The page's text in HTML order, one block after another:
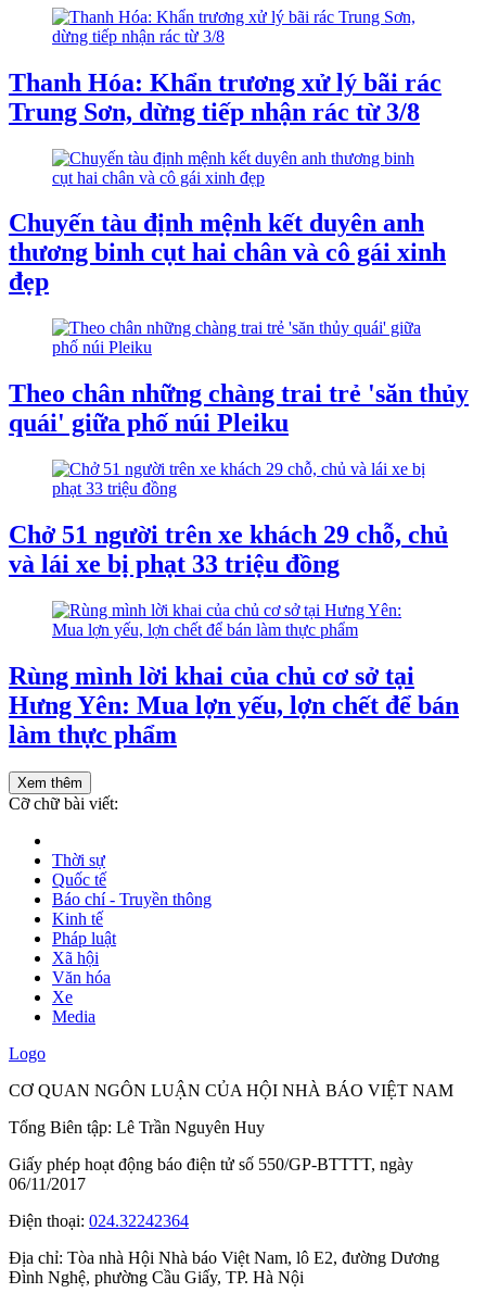
Thanh Hóa: Khẩn trương xử lý bãi rác
Trung Sơn, dừng tiếp nhận rác từ 3/8
Chuyến tàu định mệnh kết duyên anh
thương binh cụt hai chân và cô gái xinh
đẹp
Theo chân những chàng trai trẻ 'săn thủy
quái' giữa phố núi Pleiku
Chở 51 người trên xe khách 29 chỗ, chủ
và lái xe bị phạt 33 triệu đồng
Rùng mình lời khai của chủ cơ sở tại
Hưng Yên: Mua lợn yếu, lợn chết để bán
làm thực phẩm
Xem thêm
Cỡ chữ bài viết:
Thời sự
Quốc tế
Báo chí - Truyền thông
Kinh tế
Pháp luật
Xã hội
Văn hóa
Xe
Media
Logo
CƠ QUAN NGÔN LUẬN CỦA HỘI NHÀ BÁO VIỆT NAM
Tổng Biên tập: Lê Trần Nguyên Huy
Giấy phép hoạt động báo điện tử số 550/GP-BTTTT, ngày
06/11/2017
Điện thoại: 024.32242364
Địa chỉ: Tòa nhà Hội Nhà báo Việt Nam, lô E2, đường Dương
Đình Nghệ, phường Cầu Giấy, TP. Hà Nội